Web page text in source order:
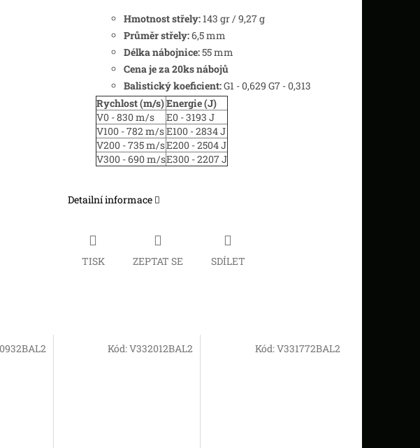
Hmotnost střely:143 gr / 9,27 g
Průměr střely:6,5 mm
Délka nábojnice:55 mm
Cena je za 20ks nábojů
Balistický koeficient:G1 - 0,629 G7 - 0,313
Rychlost (m/s)Energie (J)
V0 - 830 m/s
E0 - 3193 J
V100 - 782 m/sE100 - 2834 J
V200 - 735 m/sE200 - 2504 J
V300 - 690 m/sE300 - 2207 J
Detailní informace
TISK ZEPTAT SE SDÍLET
Kód:V332012BAL2 Kód:V331772BAL2